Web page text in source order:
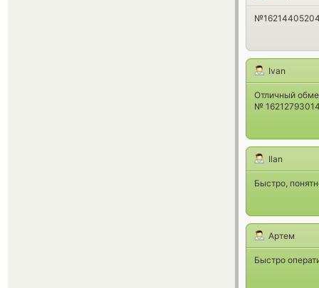
Ivan
Отличный
№
Ilan
Быстро,
Артем
Быстро